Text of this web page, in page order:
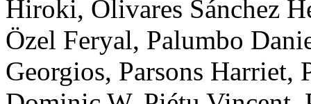
Hiroki, Olivares Sánchez
Özel Feryal, Palumbo
Georgios, Parsons Harriet,